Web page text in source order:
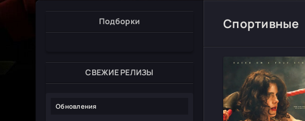
Подборки
СВЕЖИЕ РЕЛИЗЫ
Обновления
Спортивные